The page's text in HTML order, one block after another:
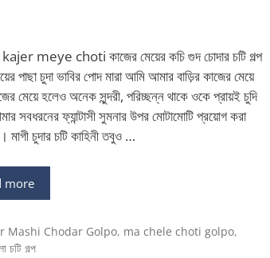
meye choti কাজের মেয়ের কচি গুদ চোদার চটি গল্প
পাছা চুদা ভাবির পোদ মারা আমি আমার বাড়ির কাজের মেয়ে
মেয়ে হলেও অনেক সুন্দরী, পরিচ্ছন্ন থাকে ওকে প্রায়ই চুদি
সবধরনের ফ্যান্টাসী সুমনার উপর মোটামোটি প্রয়োগ করা
মাগী চুদার চটি কাহিনী তবুও …
more
Mashi Chodar Golpo, ma chele choti golpo,
চটি গল্প